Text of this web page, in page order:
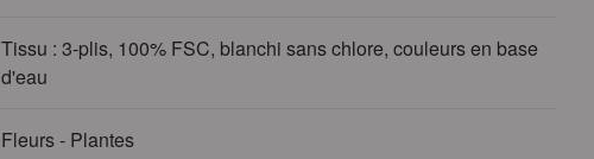
Tissu : 3-plis, 100% FSC, blanchi sans chlore, couleurs en base
d'eau
Fleurs - Plantes